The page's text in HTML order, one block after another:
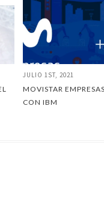
JULIO 1ST, 2021
MOVISTAR
CON IBM